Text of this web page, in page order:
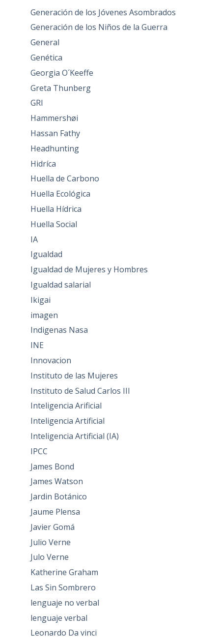
Generación de los Jóvenes Asombrados
Generación de los Niños de la Guerra
General
Genética
Georgia O´Keeffe
Greta Thunberg
GRI
Hammershøi
Hassan Fathy
Headhunting
Hidríca
Huella de Carbono
Huella Ecológica
Huella Hídrica
Huella Social
IA
Igualdad
Igualdad de Mujeres y Hombres
Igualdad salarial
Ikigai
imagen
Indigenas Nasa
INE
Innovacion
Instituto de las Mujeres
Instituto de Salud Carlos III
Inteligencia Arificial
Inteligencia Artificial
Inteligencia Artificial (IA)
IPCC
James Bond
James Watson
Jardin Botánico
Jaume Plensa
Javier Gomá
Julio Verne
Julo Verne
Katherine Graham
Las Sin Sombrero
lenguaje no verbal
lenguaje verbal
Leonardo Da vinci